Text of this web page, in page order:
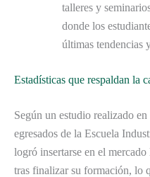
talleres y
donde los
últimas tendencias
Estadísticas que respaldan la
Según un estudio realizado
egresados de la Escuela
logró insertarse en el mercado
tras finalizar su formación, lo